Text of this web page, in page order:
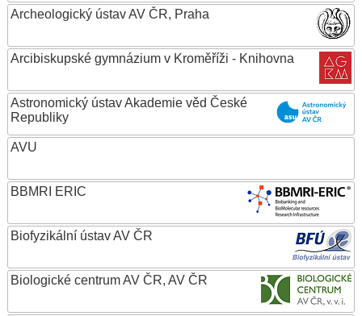
Archeologický ústav AV ČR, Praha
Arcibiskupské gymnázium v Kroměříži - Knihovna
Astronomický ústav Akademie věd České
Republiky
AVU
BBMRI ERIC
Biofyzikální ústav AV ČR
Biologické centrum AV ČR, AV ČR